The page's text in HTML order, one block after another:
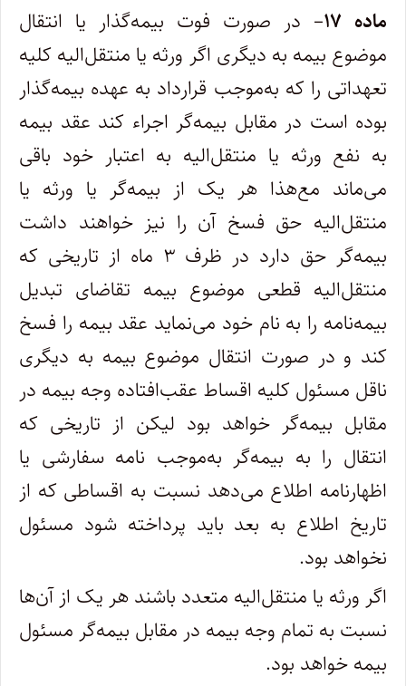
ماده ۱۷
– در صورت فوت بیمه‌گذار یا انتقال
موضوع بیمه به دیگری اگر ورثه یا منتقل‌الیه کلیه
تعهداتی را که به‌موجب قرارداد به عهده بیمه‌گذار
بوده است در مقابل بیمه‌گر اجراء کند عقد بیمه
به نفع ورثه یا منتقل‌الیه به اعتبار خود باقی
می‌ماند مع‌هذا هر یک از بیمه‌گر یا ورثه یا
منتقل‌الیه حق فسخ آن را نیز خواهند داشت
بیمه‌گر حق دارد در ظرف ۳ ماه از تاریخی که
منتقل‌الیه قطعی موضوع بیمه تقاضای تبدیل
بیمه‌نامه را به نام خود می‌نماید عقد بیمه را فسخ
کند و در صورت انتقال موضوع بیمه به دیگری
ناقل مسئول کلیه اقساط عقب‌افتاده وجه بیمه در
مقابل بیمه‌گر خواهد بود لیکن از تاریخی که
انتقال را به بیمه‌گر به‌موجب نامه سفارشی یا
اظهارنامه اطلاع می‌دهد نسبت به اقساطی که از
تاریخ اطلاع به بعد باید پرداخته شود مسئول
نخواهد بود.
‌اگر ورثه یا منتقل‌الیه متعدد باشند هر یک از آن‌ها
نسبت به تمام وجه بیمه در مقابل بیمه‌گر مسئول
بیمه خواهد بود.